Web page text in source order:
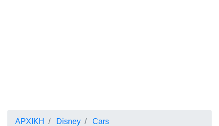
ΑΡΧΙΚΗ Disney
Cars